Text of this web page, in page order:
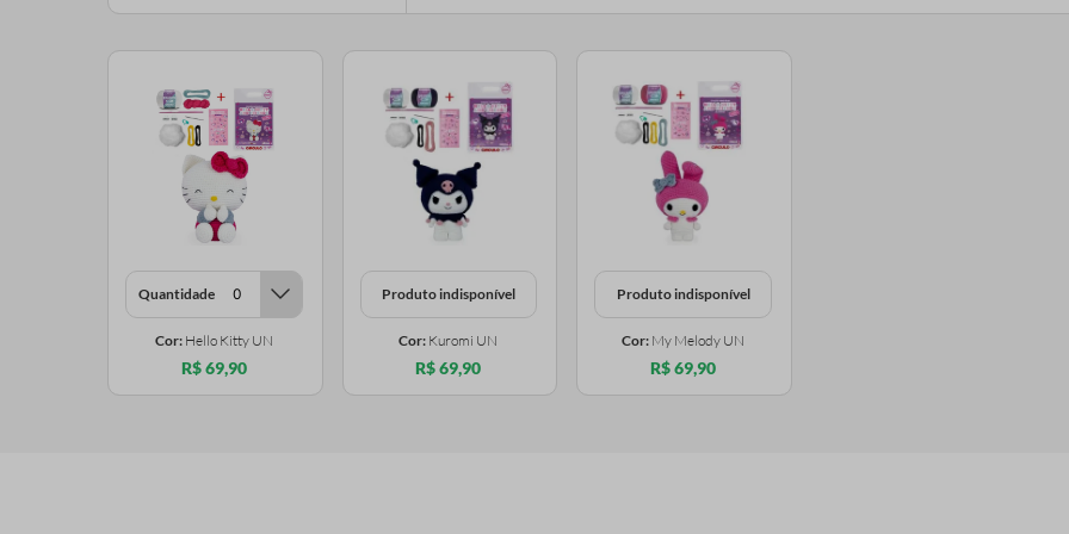
Quantidade
Cor: Hello Kitty UN
R$ 69,90
Produto indisponível
Cor: Kuromi UN
R$ 69,90
Produto indisponível
Cor: My Melody UN
R$ 69,90